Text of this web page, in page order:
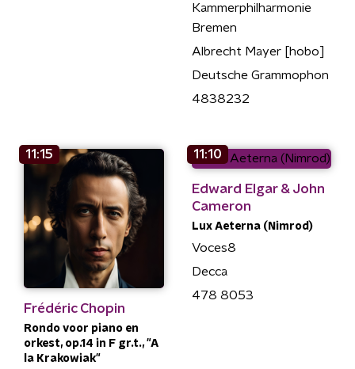
Kammerphilharmonie
Bremen
Albrecht Mayer [hobo]
Deutsche Grammophon
4838232
11:15
Frédéric Chopin
Rondo voor piano en
orkest, op.14 in F gr.t., "A
la Krakowiak"
11:10
Edward Elgar & John
Cameron
Lux Aeterna (Nimrod)
Voces8
Decca
478 8053